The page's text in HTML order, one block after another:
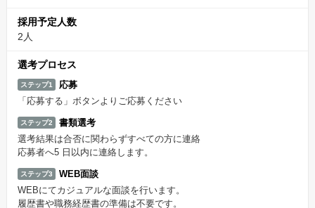
採用予定人数
2人
選考プロセス
ステップ1
応募
「応募する」ボタンよりご応募ください
ステップ2
書類選考
選考結果は合否に関わらずすべての方に連絡
応募者へ5 日以内に連絡します。
ステップ3
WEB面談
WEBにてカジュアルな面談を行います。
履歴書や職務経歴書の準備は不要です。